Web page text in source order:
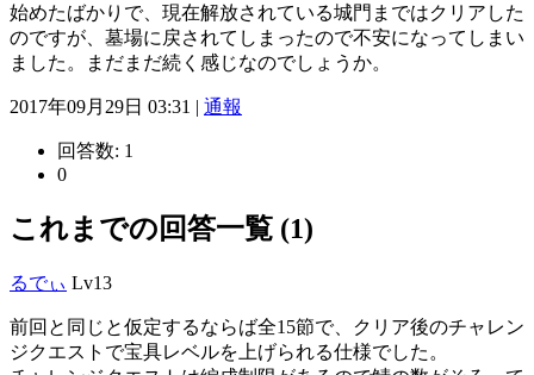
始めたばかりで、現在解放されている城門まではクリアした
のですが、墓場に戻されてしまったので不安になってしまい
ました。まだまだ続く感じなのでしょうか。
2017年09月29日 03:31 | 通報
回答数: 1
0
これまでの回答一覧 (1)
るでぃ Lv13
前回と同じと仮定するならば全15節で、クリア後のチャレン
ジクエストで宝具レベルを上げられる仕様でした。